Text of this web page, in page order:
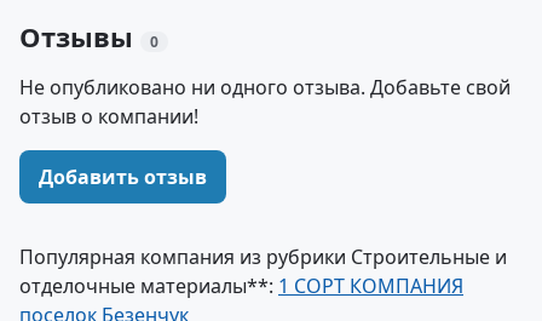
Отзывы 0
Не опубликовано ни одного отзыва. Добавьте свой
отзыв о компании!
Добавить отзыв
Популярная компания из рубрики Строительные и
отделочные материалы**: 1 СОРТ КОМПАНИЯ
поселок Безенчук